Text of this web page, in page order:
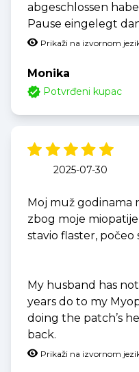
abgeschlossen
Pause eingelegt
Prikaži na izvornom
Monika
Potvrđeni kupac
2025-07-30
Moj muž godinama
zbog moje
stavio flaster, počeo
My husband has
years do to my
doing the patch’s
back.
Prikaži na izvornom